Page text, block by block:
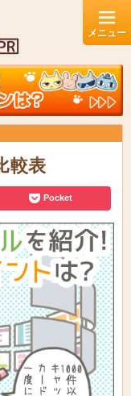
較表
Pocket